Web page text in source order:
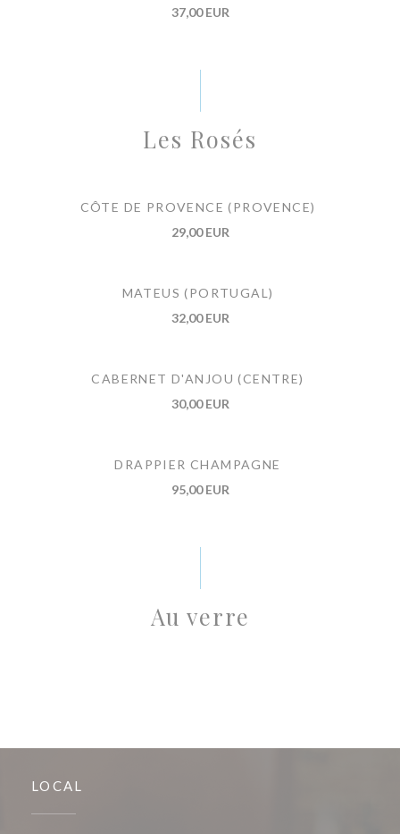
37,00 EUR
Les Rosés
CÔTE DE PROVENCE (PROVENCE)
29,00 EUR
MATEUS (PORTUGAL)
32,00 EUR
CABERNET D'ANJOU (CENTRE)
30,00 EUR
DRAPPIER CHAMPAGNE
95,00 EUR
Au verre
LOCAL